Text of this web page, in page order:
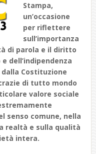
Stampa,
un’occasione
per riflettere
sull’importanza
di parola e il diritto
dell’indipendenza
Costituzione
di tutto mondo
valore sociale
senso comune, nella
realtà e sulla qualità
intera.